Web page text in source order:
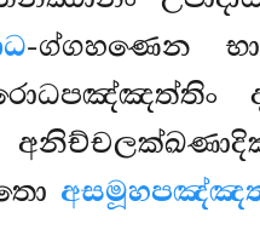
-ග්ගහණෙන